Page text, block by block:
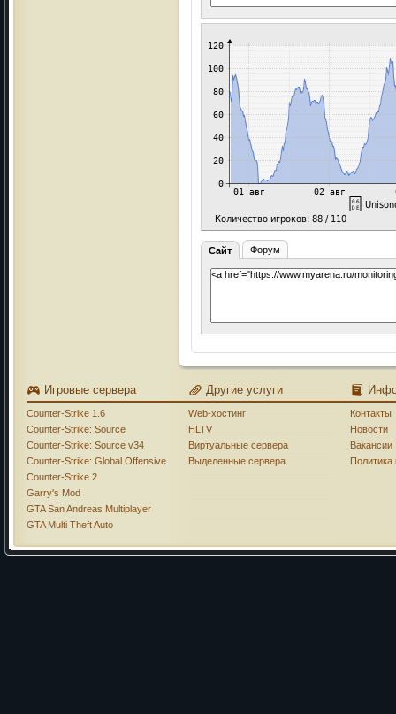
Сайт Форум
Игровые сервера
Counter-Strike 1.6
Counter-Strike: Source
Counter-Strike: Source v34
Counter-Strike: Global Offensive
Counter-Strike 2
Garry's Mod
GTA San Andreas Multiplayer
GTA Multi Theft Auto
Другие услуги
Web-хостинг
HLTV
Виртуальные сервера
Выделенные сервера
Контакты
Новости
Вакансии
Политика